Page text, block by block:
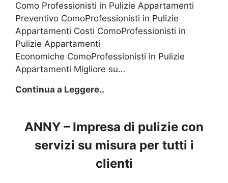
Como Professionisti in Pulizie Appartamenti
Preventivo ComoProfessionisti in Pulizie
Appartamenti Costi ComoProfessionisti in
Pulizie Appartamenti
Economiche ComoProfessionisti in Pulizie
Appartamenti Migliore su…
Continua a Leggere..
Appartamenti
ANNY – Impresa di pulizie con
servizi su misura per tutti i
clienti